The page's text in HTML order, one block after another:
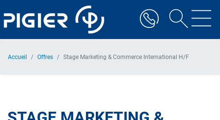
au
contenu
Accueil Offres Stage Marketing & Commerce International H/F